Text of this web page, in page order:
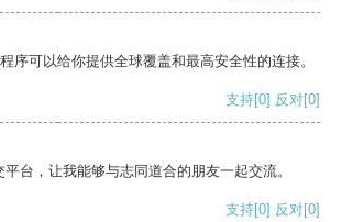
序可以给你提供全球覆盖和最高安全性的连接。
支持[0] 反对[0]
台，让我能够与志同道合的朋友一起交流。
支持[0] 反对[0]